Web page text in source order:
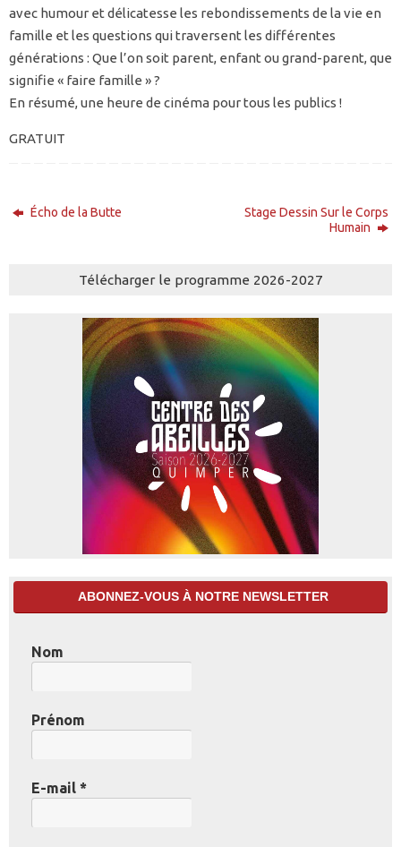
avec humour et délicatesse les rebondissements de la vie en
famille et les questions qui traversent les différentes
générations : Que l’on soit parent, enfant ou grand-parent, que
signifie « faire famille » ?
En résumé, une heure de cinéma pour tous les publics !
GRATUIT
Écho de la Butte
Stage Dessin Sur le Corps
Humain
Télécharger le programme 2026-2027
ABONNEZ-VOUS À NOTRE NEWSLETTER
Nom
Prénom
E-mail *